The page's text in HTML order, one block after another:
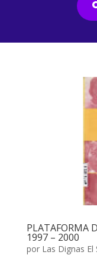
PLATAFORMA
1997 – 2000
por Las Dignas El